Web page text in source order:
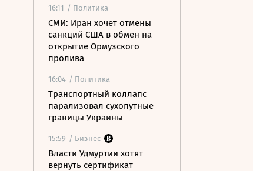
16:11 / Политика
СМИ: Иран хочет отмены
санкций США в обмен на
открытие Ормузского
пролива
16:04 / Политика
Транспортный коллапс
парализовал сухопутные
границы Украины
15:59 / Бизнес
Власти Удмуртии хотят
вернуть сертификат